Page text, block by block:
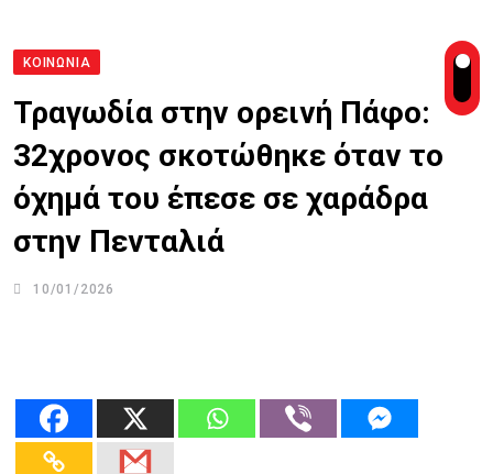
ΚΟΙΝΩΝΊΑ
Τραγωδία στην ορεινή Πάφο:
32χρονος σκοτώθηκε όταν το
όχημά του έπεσε σε χαράδρα
στην Πενταλιά
10/01/2026